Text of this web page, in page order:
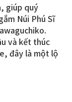
giúp quý
Núi Phú Sĩ
và kết thúc
đây là một lộ